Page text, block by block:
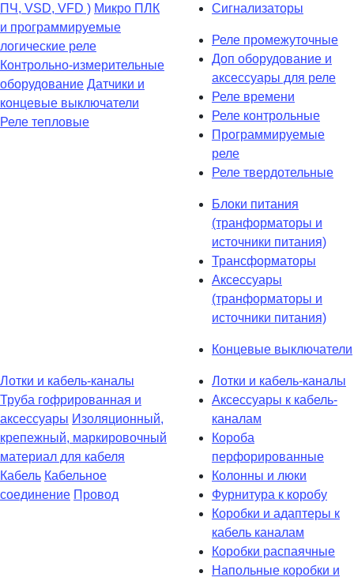
ПЧ, VSD, VFD ) Микро ПЛК
и программируемые
логические реле
Контрольно-измерительные
оборудование Датчики и
концевые выключатели
Реле тепловые
Сигнализаторы
Реле промежуточные
Доп оборудование и
аксессуары для реле
Реле времени
Реле контрольные
Программируемые
реле
Реле твердотельные
Блоки питания
(транформаторы и
источники питания)
Трансформаторы
Аксессуары
(транформаторы и
источники питания)
Концевые выключатели
Лотки и кабель-каналы
Труба гофрированная и
аксессуары Изоляционный,
крепежный, маркировочный
материал для кабеля
Кабель Кабельное
соединение Провод
Лотки и кабель-каналы
Аксессуары к кабель-
каналам
Короба
перфорированные
Колонны и люки
Фурнитура к коробу
Коробки и адаптеры к
кабель каналам
Коробки распаячные
Напольные коробки и